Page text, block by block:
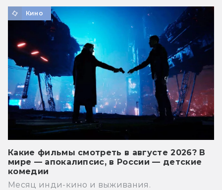
Кино
Какие фильмы смотреть в августе 2026? В
мире — апокалипсис, в России — детские
комедии
Месяц инди-кино и выживания.